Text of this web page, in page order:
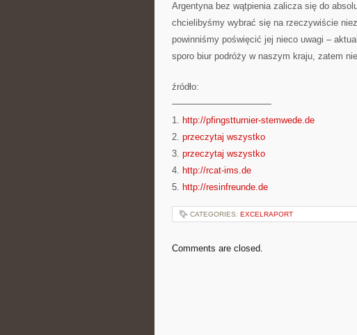
Argentyna bez wątpienia zalicza się do
chcielibyśmy wybrać się na rzeczywiście
powinniśmy poświęcić jej nieco uwagi –
sporo biur podróży w naszym kraju, zatem
źródło:
———————————
1. http://pfingstturnier-stemwede.de
2. przeczytaj wszystko
3. przeczytaj wszystko
4. http://rcat-ims.de
5. http://resinfreunde.de
CATEGORIES: EXCELRAPORT
Comments are closed.